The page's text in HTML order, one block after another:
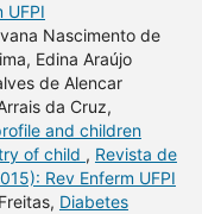
UFPI
Nascimento de
Edina Araújo
de Alencar
da Cruz,
and children
of child , Revista de
Rev Enferm UFPI
Diabetes